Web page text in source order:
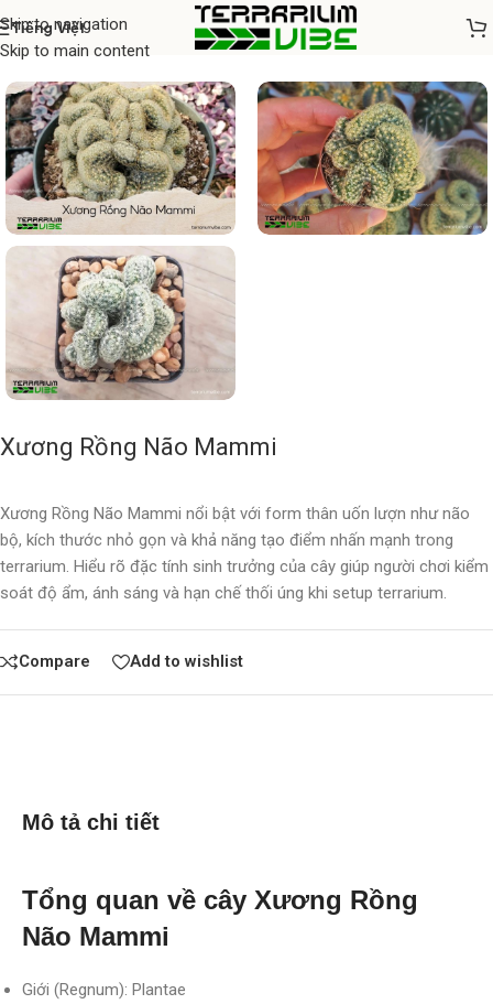
Skip to navigation
Skip to main content
Tiếng Việt
Home/Cây thủy sinh
Xương Rồng Não Mammi
Xương Rồng Não Mammi nổi bật với form thân uốn lượn như não
bộ, kích thước nhỏ gọn và khả năng tạo điểm nhấn mạnh trong
terrarium. Hiểu rõ đặc tính sinh trưởng của cây giúp người chơi kiểm
soát độ ẩm, ánh sáng và hạn chế thối úng khi setup terrarium.
Compare Add to wishlist
Mô tả chi tiết
Tổng quan về cây Xương Rồng
Não Mammi
Giới (Regnum): Plantae